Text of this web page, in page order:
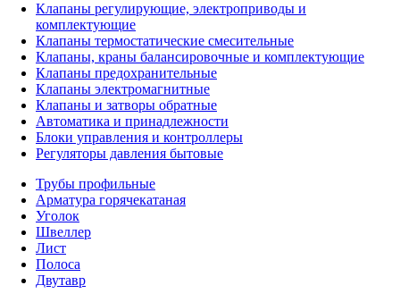
Клапаны регулирующие, электроприводы и
комплектующие
Клапаны термостатические смесительные
Клапаны, краны балансировочные и комплектующие
Клапаны предохранительные
Клапаны электромагнитные
Клапаны и затворы обратные
Автоматика и принадлежности
Блоки управления и контроллеры
Регуляторы давления бытовые
Трубы профильные
Арматура горячекатаная
Уголок
Швеллер
Лист
Полоса
Двутавр